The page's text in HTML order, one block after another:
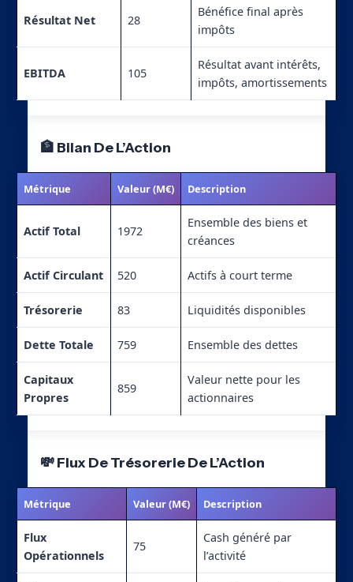
Résultat Net 28
Bénéfice final après
impôts
EBITDA 105
Résultat avant intérêts,
impôts, amortissements
🏦 Bilan De L’Action
Métrique Valeur (M€) Description
Actif Total 1972
Ensemble des biens et
créances
Actif Circulant 520 Actifs à court terme
Trésorerie 83 Liquidités disponibles
Dette Totale 759 Ensemble des dettes
Capitaux
Propres
859
Valeur nette pour les
actionnaires
💸 Flux De Trésorerie De L’Action
Métrique Valeur (M€) Description
Flux
Opérationnels
75
Cash généré par
l’activité